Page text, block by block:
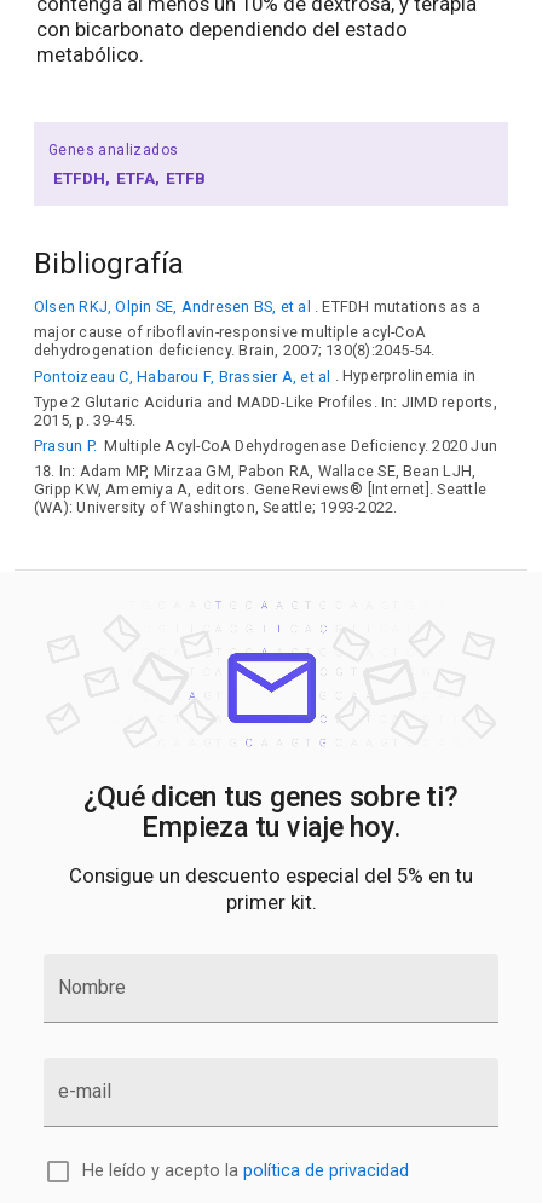
contenga al menos un 10% de dextrosa, y terapia
con bicarbonato dependiendo del estado
metabólico.
Genes analizados
ETFDH ETFA ETFB
Bibliografía
Olsen RKJ, Olpin SE, Andresen BS, et al . ETFDH mutations as a
major cause of riboflavin-responsive multiple acyl-CoA
dehydrogenation deficiency. Brain, 2007; 130(8):2045-54.
Pontoizeau C, Habarou F, Brassier A, et al . Hyperprolinemia in
Type 2 Glutaric Aciduria and MADD-Like Profiles. In: JIMD reports,
2015, p. 39-45.
Prasun P. Multiple Acyl-CoA Dehydrogenase Deficiency. 2020 Jun
18. In: Adam MP, Mirzaa GM, Pabon RA, Wallace SE, Bean LJH,
Gripp KW, Amemiya A, editors. GeneReviews® [Internet]. Seattle
(WA): University of Washington, Seattle; 1993-2022.
¿Qué dicen tus genes sobre ti?
Empieza tu viaje hoy.
Consigue un descuento especial del 5% en tu
primer kit.
Nombre
e-mail
He leído y acepto la política de privacidad